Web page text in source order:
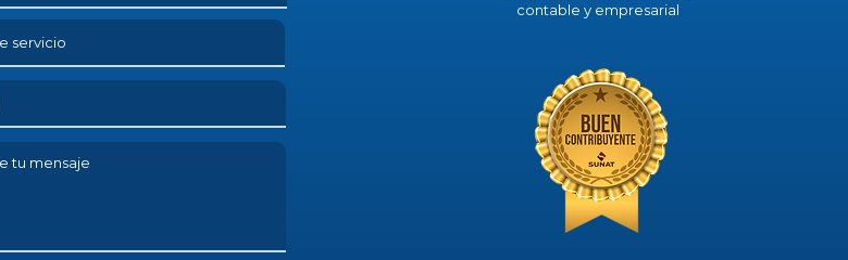
contable y empresarial